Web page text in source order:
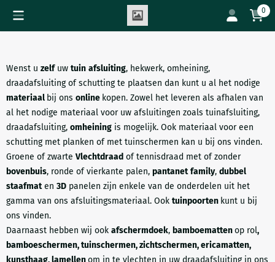
Cookievoorkeuren zijn beschikbaar. Kies instellingen of sta0
Wenst u zelfuw tuin afsluiting, hekwerk, omheining,
draadafsluiting of schutting te plaatsen dan kunt u al het nodige
materiaal bij ons online kopen. Zowel het leveren als afhalen van
al het nodige materiaal voor uw afsluitingen zoals tuinafsluiting,
draadafsluiting, omheining is mogelijk. Ook materiaal voor een
schutting met planken of met tuinschermen kan u bij ons vinden.
Groene of zwarte Vlechtdraad of tennisdraad met of zonder
bovenbuis, ronde of vierkante palen, pantanet family, dubbel
staafmaten 3D panelen zijn enkele van de onderdelen uit het
gamma van ons afsluitingsmateriaal. Ook tuinpoorten kunt u bij
ons vinden.
Daarnaast hebben wij ook afschermdoek, bamboemattenop rol,
bamboeschermen, tuinschermen, zichtschermen, ericamatten,
kunsthaag, lamellenom in te vlechten in uw draadafsluiting in ons